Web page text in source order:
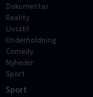
Dokumentar
Reality
Livsstil
Underholdning
Comedy
Nyheder
Sport
Sport